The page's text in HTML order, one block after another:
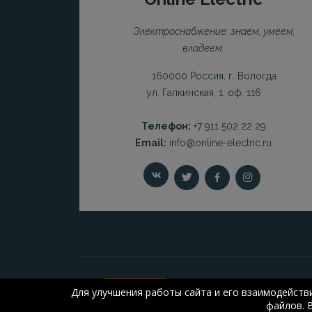
Электроснабжение: знаем, умеем,
владеем.
160000 Россия, г. Вологда
ул. Галкинская, 1, оф. 116
Телефон: +7 911 502 22 29
Email: info@online-electric.ru
Для улучшения работы сайта и его
файлов.